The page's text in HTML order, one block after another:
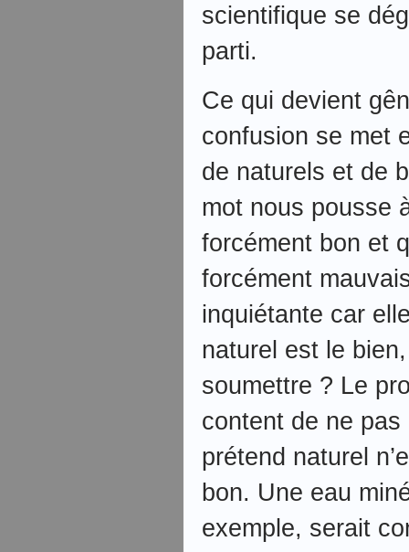
scientifique se
parti.
Ce qui devient
confusion se met
de naturels et de
mot nous pousse
forcément bon et
forcément
inquiétante car
naturel est le
soumettre ? Le
content de ne pas
prétend naturel
bon. Une eau
exemple, serait